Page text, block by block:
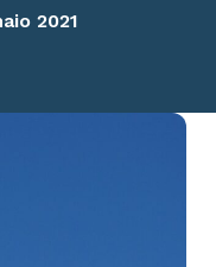
2021